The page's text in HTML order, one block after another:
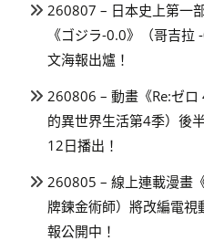
260807 – 日本史上第一
《ゴジラ-0.0》（哥吉
文海報出爐！
260806 – 動畫《Re:ゼ
的異世界生活第4季）後
12日播出！
260805 – 線上連載漫畫
牌鍊金術師）將改編電
報公開中！